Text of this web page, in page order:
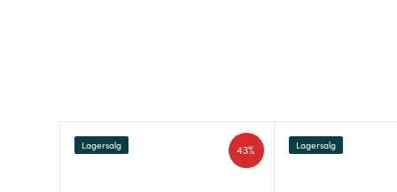
43%
Lagersalg Lagersalg